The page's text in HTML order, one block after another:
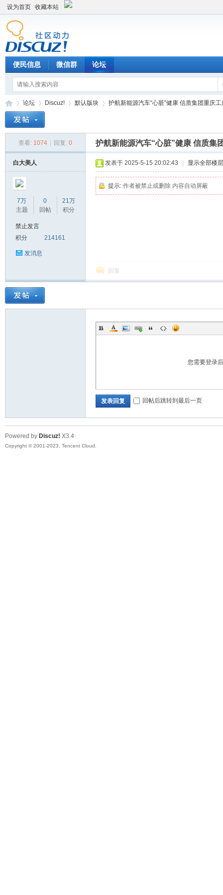
设为首页 收藏本站
便民信息 微信群 论坛
Bo
论坛
›
Discuz!
›
默认版块
›
护航新能源汽车“心脏”健康 信质集团重庆
查看: 1074 回复: 0 护航新能源汽车“心脏”健康 信质集
白大美人
7万
主题
0
回帖
21万
积分
禁止发言
积分
214161
发消息
发表于 2025-5-15 20:02:43 显示全部楼层
提示: 作者被禁止或删除 内容自动屏蔽
回复
您需要登录
发表回复 回帖后跳转到最后一页
Powered by Discuz! X3.4
Copyright © 2001-2023, Tencent Cloud.